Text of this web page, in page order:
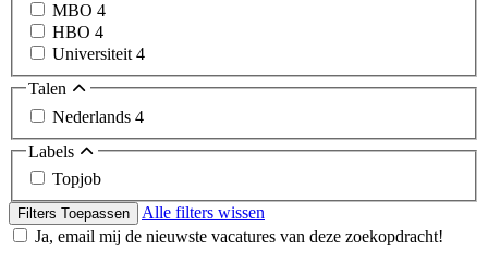
MBO 4
HBO 4
Universiteit 4
Talen
Nederlands 4
Labels
Topjob
Filters Toepassen
Alle filters wissen
Ja, email mij de nieuwste vacatures van deze zoekopdracht!